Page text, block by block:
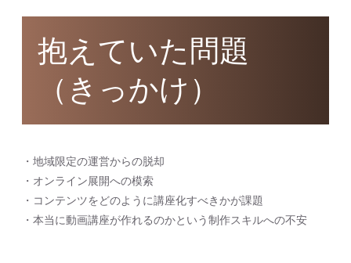
抱えていた問題
（きっかけ）
・地域限定の運営からの脱却
・オンライン展開への模索
・コンテンツをどのように講座化すべきかが課題
・本当に動画講座が作れるのかという制作スキルへの不安